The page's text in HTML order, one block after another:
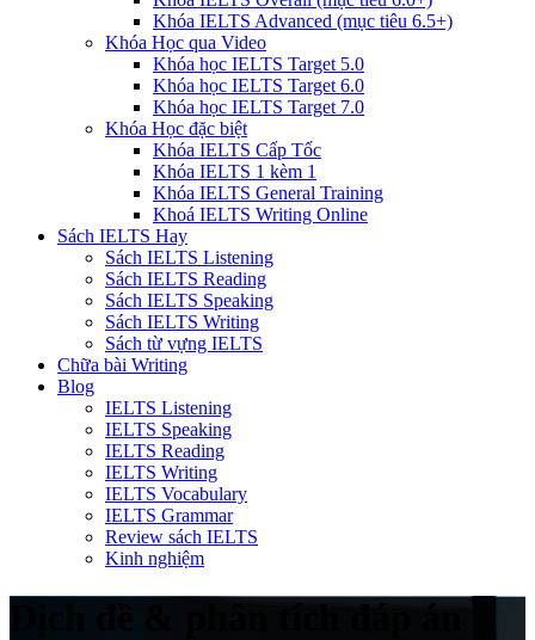
Khóa IELTS Advanced (mục tiêu 6.5+)
Khóa Học qua Video
Khóa học IELTS Target 5.0
Khóa học IELTS Target 6.0
Khóa học IELTS Target 7.0
Khóa Học đặc biệt
Khóa IELTS Cấp Tốc
Khóa IELTS 1 kèm 1
Khóa IELTS General Training
Khoá IELTS Writing Online
Sách IELTS Hay
Sách IELTS Listening
Sách IELTS Reading
Sách IELTS Speaking
Sách IELTS Writing
Sách từ vựng IELTS
Chữa bài Writing
Blog
IELTS Listening
IELTS Speaking
IELTS Reading
IELTS Writing
IELTS Vocabulary
IELTS Grammar
Review sách IELTS
Kinh nghiệm
Dịch đề & phân tích đáp án